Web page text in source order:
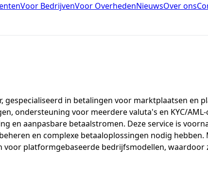
Voor BedrijvenVoor OverhedenNieuwsOver ons
gespecialiseerd in betalingen voor marktplaatsen
ondersteuning voor meerdere valuta's en KYC/
en aanpasbare betaalstromen. Deze service is
en complexe betaaloplossingen nodig
platformgebaseerde bedrijfsmodellen,